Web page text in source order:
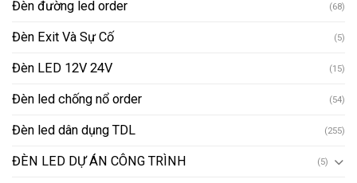
Đèn đường led order (68)
Đèn Exit Và Sự Cố (5)
Đèn LED 12V 24V (15)
Đèn led chống nổ order (54)
Đèn led dân dụng TDL (255)
ĐÈN LED DỰ ÁN CÔNG TRÌNH (5)